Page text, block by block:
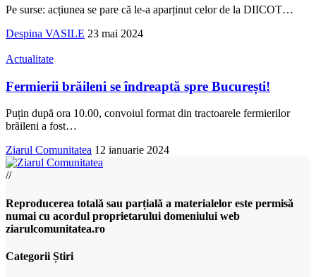
Pe surse: acțiunea se pare că le-a aparținut celor de la DIICOT…
Despina VASILE 23 mai 2024
Actualitate
Fermierii brăileni se îndreaptă spre București!
Puțin după ora 10.00, convoiul format din tractoarele fermierilor
brăileni a fost…
Ziarul Comunitatea 12 ianuarie 2024
//
Reproducerea totală sau parțială a materialelor este permisă
numai cu acordul proprietarului domeniului web
ziarulcomunitatea.ro
Categorii Știri